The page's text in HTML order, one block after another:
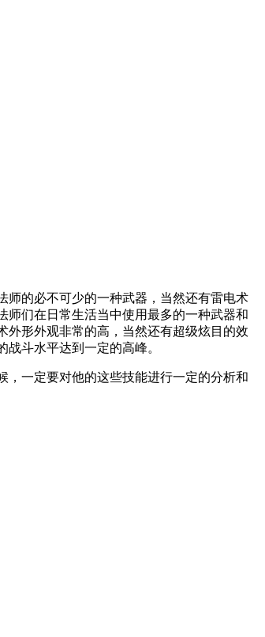
师的必不可少的一种武器，当然还有雷电术
师们在日常生活当中使用最多的一种武器和
外形外观非常的高，当然还有超级炫目的效
斗水平达到一定的高峰。
，一定要对他的这些技能进行一定的分析和